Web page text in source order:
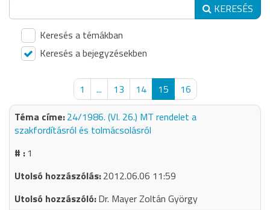
KERESÉS
Keresés a témákban
Keresés a bejegyzésekben
1 ... 13 14 15
16
24/1986. (VI. 26.) MT rendelet a
szakfordításról és tolmácsolásról
1
2012.06.06 11:59
Dr. Mayer Zoltán György